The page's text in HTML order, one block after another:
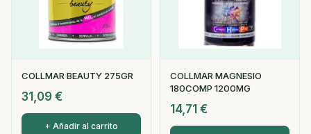
COLLMAR BEAUTY 275GR
31,09 €
+ Añadir al carrito
COLLMAR MAGNESIO
180COMP 1200MG
14,71 €